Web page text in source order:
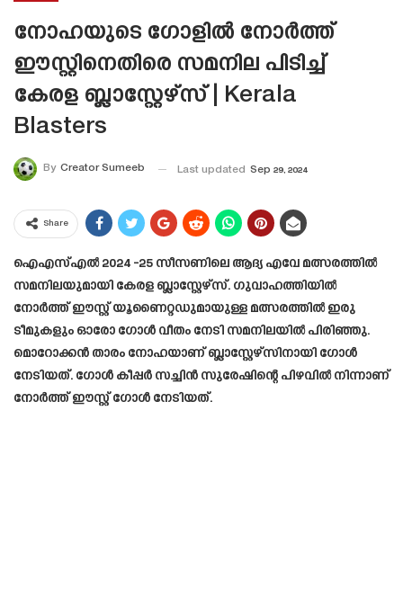
നോഹയുടെ ഗോളിൽ നോർത്ത്
ഈസ്റ്റിനെതിരെ സമനില പിടിച്ച്
കേരള ബ്ലാസ്റ്റേഴ്‌സ് | Kerala
Blasters
By Creator Sumeeb Last updated Sep 29, 2024
Share
ഐഎസ്എൽ 2024 -25 സീസണിലെ ആദ്യ എവേ മത്സരത്തിൽ
സമനിലയുമായി കേരള ബ്ലാസ്റ്റേഴ്‌സ്. ഗുവാഹത്തിയിൽ
നോർത്ത് ഈസ്റ്റ് യൂണൈറ്റഡുമായുള്ള മത്സരത്തിൽ ഇരു
ടീമുകളും ഓരോ ഗോൾ വീതം നേടി സമനിലയിൽ പിരിഞ്ഞു.
മൊറോക്കൻ താരം നോഹയാണ് ബ്ലാസ്റ്റേഴ്സിനായി ഗോൾ
നേടിയത്. ഗോൾ കീപ്പർ സച്ചിൻ സുരേഷിന്റെ പിഴവിൽ നിന്നാണ്
നോർത്ത് ഈസ്റ്റ് ഗോൾ നേടിയത്.